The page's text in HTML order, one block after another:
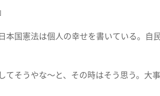
国憲法は個人の幸せを書いている。自
そうやな～と、その時はそう思う。大